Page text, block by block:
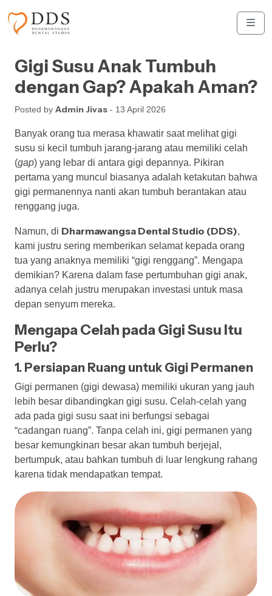
Gigi Susu Anak Tumbuh
dengan Gap? Apakah Aman?
Posted by Admin Jivas - 13 April 2026
Banyak orang tua merasa khawatir saat melihat gigi
susu si kecil tumbuh jarang-jarang atau memiliki celah
(gap) yang lebar di antara gigi depannya. Pikiran
pertama yang muncul biasanya adalah ketakutan bahwa
gigi permanennya nanti akan tumbuh berantakan atau
renggang juga.
Namun, di Dharmawangsa Dental Studio (DDS),
kami justru sering memberikan selamat kepada orang
tua yang anaknya memiliki “gigi renggang”. Mengapa
demikian? Karena dalam fase pertumbuhan gigi anak,
adanya celah justru merupakan investasi untuk masa
depan senyum mereka.
Mengapa Celah pada Gigi Susu Itu
Perlu?
1. Persiapan Ruang untuk Gigi Permanen
Gigi permanen (gigi dewasa) memiliki ukuran yang jauh
lebih besar dibandingkan gigi susu. Celah-celah yang
ada pada gigi susu saat ini berfungsi sebagai
“cadangan ruang”. Tanpa celah ini, gigi permanen yang
besar kemungkinan besar akan tumbuh berjejal,
bertumpuk, atau bahkan tumbuh di luar lengkung rahang
karena tidak mendapatkan tempat.